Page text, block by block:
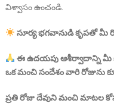
విశ్వాసం ఉంచండి.
సూర్య భగవానుడి కృపతో మీ
ఈ ఉదయపు ఆశీర్వాదాన్ని మీ
ఒక మంచి సందేశం వారి రోజును
ప్రతి రోజు దేవుని మంచి